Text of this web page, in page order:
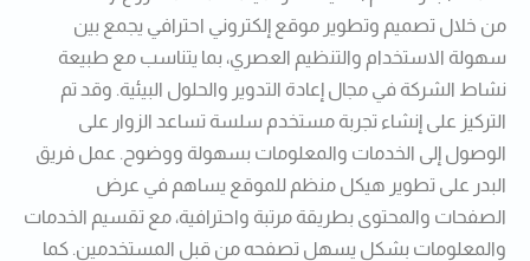
من خلال تصميم وتطوير موقع إلكتروني احترافي يجمع بين
سهولة الاستخدام والتنظيم العصري، بما يتناسب مع طبيعة
نشاط الشركة في مجال إعادة التدوير والحلول البيئية. وقد تم
التركيز على إنشاء تجربة مستخدم سلسة تساعد الزوار على
الوصول إلى الخدمات والمعلومات بسهولة ووضوح. عمل فريق
البدر على تطوير هيكل منظم للموقع يساهم في عرض
الصفحات والمحتوى بطريقة مرتبة واحترافية، مع تقسيم الخدمات
والمعلومات بشكل يسهل تصفحه من قبل المستخدمين. كما